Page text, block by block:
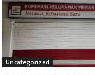
Uncategorized